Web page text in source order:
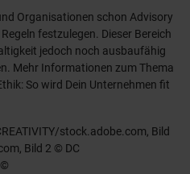
Organisationen schon Advisory
festzulegen. Dieser Bereich
jedoch noch ausbaufähig
Mehr Informationen zum Thema
So wird Dein Unternehmen fit
stock.adobe.com, Bild
Bild 2 © DC